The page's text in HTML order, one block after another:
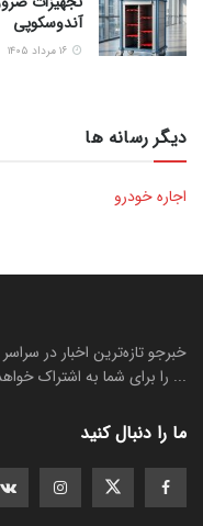
آندوسکوپی
دیگر رسانه ها
اجاره خودرو
خبرجو تازه‌ترین اخبار در
... را برای شما به اشتراک
ما را دنبال کنید